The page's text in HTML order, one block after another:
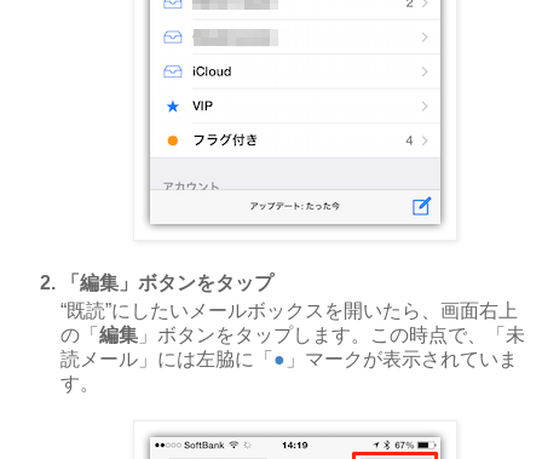
「編集」ボタンをタップ
“既読”にしたいメールボックスを開いたら、画面右上
の「 編集 」ボタンをタップします。この時点で、「未
読メール」には左脇に「 ● 」マークが表示されていま
す。